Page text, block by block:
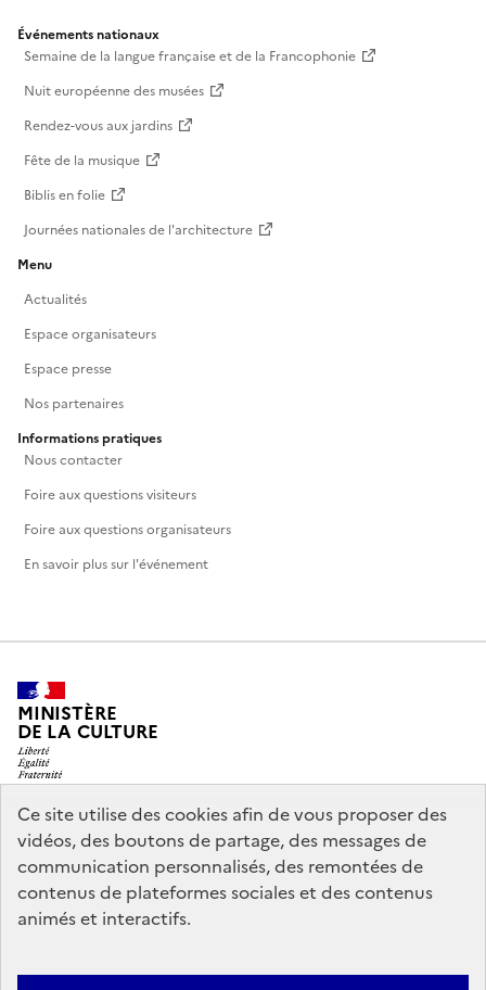
Ce site utilise des cookies afin de vous proposer des
vidéos, des boutons de partage, des messages de
communication personnalisés, des remontées de
contenus de plateformes sociales et des contenus
animés et interactifs.
Événements nationaux
Semaine de la langue française et de la Francophonie
Nuit européenne des musées
Rendez-vous aux jardins
Fête de la musique
Biblis en folie
Journées nationales de l'architecture
Menu
Actualités
Espace organisateurs
Espace presse
Nos partenaires
Informations pratiques
Nous contacter
Foire aux questions visiteurs
Foire aux questions organisateurs
En savoir plus sur l'événement
MINISTÈRE
DE LA CULTURE
legifrance.gouv.fr
info.gouv.fr
service-public.gouv.fr
data.gouv.fr